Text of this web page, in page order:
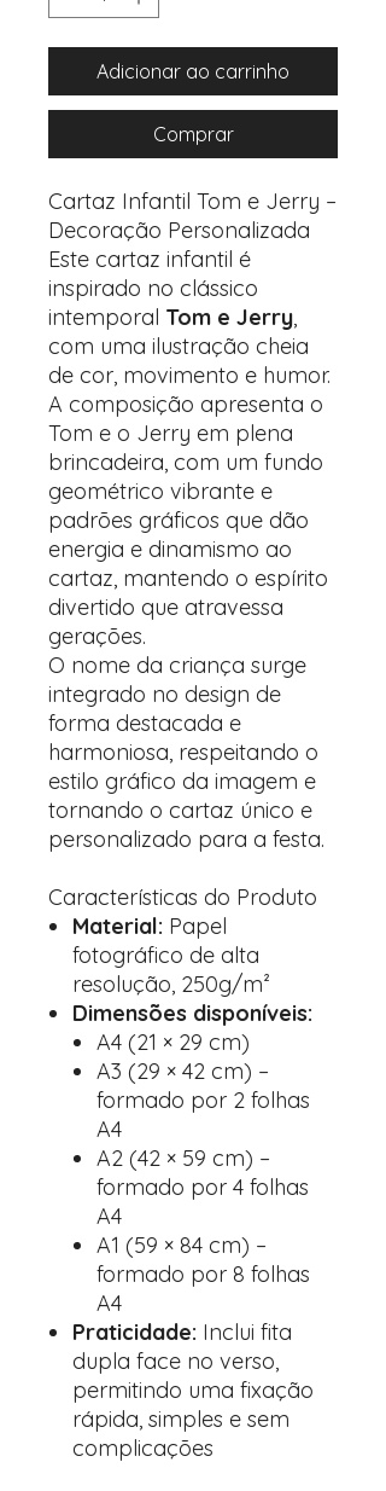
Adicionar ao carrinho
Comprar
Cartaz Infantil Tom e Jerry –
Decoração Personalizada
Este cartaz infantil é
inspirado no clássico
intemporal Tom e Jerry,
com uma ilustração cheia
de cor, movimento e humor.
A composição apresenta o
Tom e o Jerry em plena
brincadeira, com um fundo
geométrico vibrante e
padrões gráficos que dão
energia e dinamismo ao
cartaz, mantendo o espírito
divertido que atravessa
gerações.
O nome da criança surge
integrado no design de
forma destacada e
harmoniosa, respeitando o
estilo gráfico da imagem e
tornando o cartaz único e
personalizado para a festa.
Características do Produto
Material: Papel
fotográfico de alta
resolução, 250g/m²
Dimensões disponíveis:
A4 (21 × 29 cm)
A3 (29 × 42 cm) –
formado por 2 folhas
A4
A2 (42 × 59 cm) –
formado por 4 folhas
A4
A1 (59 × 84 cm) –
formado por 8 folhas
A4
Praticidade: Inclui fita
dupla face no verso,
permitindo uma fixação
rápida, simples e sem
complicações